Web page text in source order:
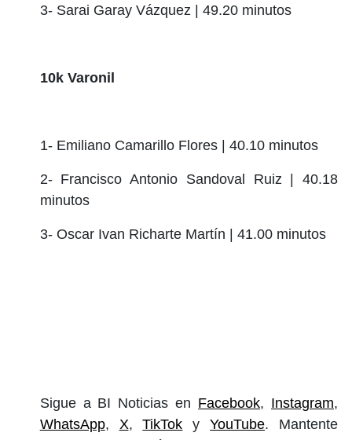
3- Sarai Garay Vázquez | 49.20 minutos
10k Varonil
1- Emiliano Camarillo Flores | 40.10 minutos
2- Francisco Antonio Sandoval Ruiz | 40.18
minutos
3- Oscar Ivan Richarte Martín | 41.00 minutos
Sigue a BI Noticias en Facebook, Instagram,
WhatsApp, X,TikTok yYouTube. Mantente